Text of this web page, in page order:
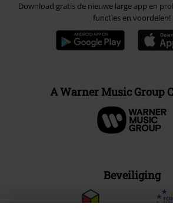
Download gratis de nieuwe large app en
functies en voordelen!
A Warner Music Group
Beveiliging